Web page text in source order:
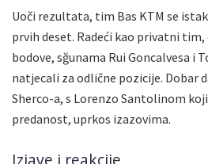
Uoči rezultata, tim Bas KTM se
prvih deset. Radeći kao privatni
bodove, sğunama Rui Goncalvesa i
natjecali za odlične pozicije. Dobar
Sherco-a, s Lorenzo Santolinom
predanost, uprkos izazovima.